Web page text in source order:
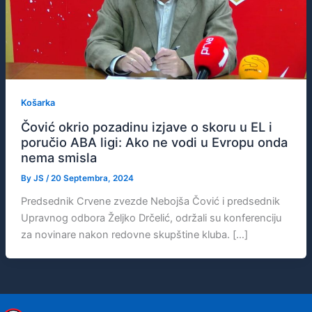
Košarka
Čović okrio pozadinu izjave o skoru u EL i
poručio ABA ligi: Ako ne vodi u Evropu onda
nema smisla
By JS /20 Septembra, 2024
Predsednik Crvene zvezde Nebojša Čović i predsednik
Upravnog odbora Željko Drčelić, održali su konferenciju
za novinare nakon redovne skupštine kluba. […]